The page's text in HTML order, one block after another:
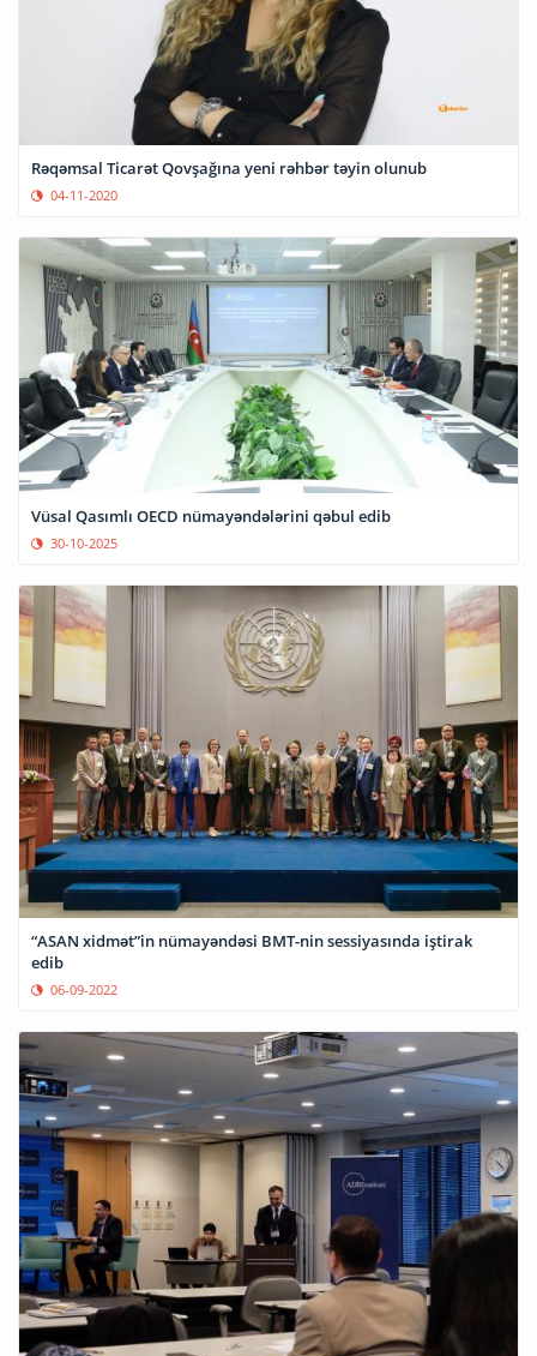
Rəqəmsal Ticarət Qovşağına yeni rəhbər təyin olunub
04-11-2020
Vüsal Qasımlı OECD nümayəndələrini qəbul edib
30-10-2025
“ASAN xidmət”in nümayəndəsi BMT-nin sessiyasında iştirak
edib
06-09-2022